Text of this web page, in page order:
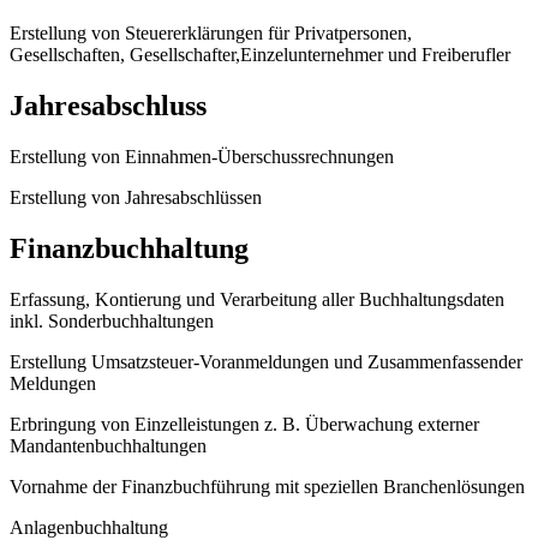
Erstellung von Steuererklärungen für Privatpersonen,
Gesellschaften, Gesellschafter,Einzelunternehmer und Freiberufler
Jahresabschluss
Erstellung von Einnahmen-Überschussrechnungen
Erstellung von Jahresabschlüssen
Finanzbuchhaltung
Erfassung, Kontierung und Verarbeitung aller Buchhaltungsdaten
inkl. Sonderbuchhaltungen
Erstellung Umsatzsteuer-Voranmeldungen und Zusammenfassender
Meldungen
Erbringung von Einzelleistungen z. B. Überwachung externer
Mandantenbuchhaltungen
Vornahme der Finanzbuchführung mit speziellen Branchenlösungen
Anlagenbuchhaltung